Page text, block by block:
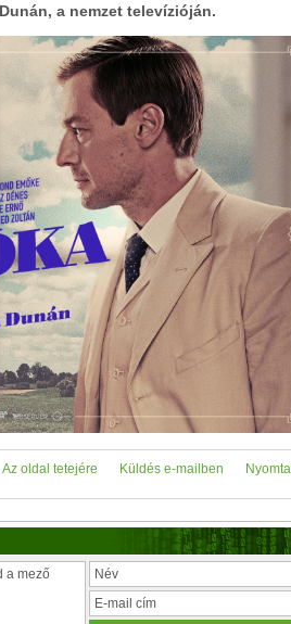
a nemzet televízióján.
Küldés e-mailben
Az oldal tetejére